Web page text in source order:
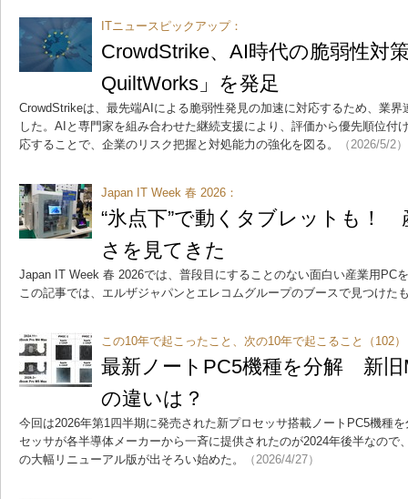
ITニュースピックアップ：
CrowdStrike、AI時代の脆弱性対
QuiltWorks」を発足
CrowdStrikeは、最先端AIによる脆弱性発見の加速に対応するため、業
した。AIと専門家を組み合わせた継続支援により、評価から優先順位付
応することで、企業のリスク把握と対処能力の強化を図る。
（2026/5/2）
Japan IT Week 春 2026：
“氷点下”で動くタブレットも！
さを見てきた
Japan IT Week 春 2026では、普段目にすることのない面白い産業用PC
この記事では、エルザジャパンとエレコムグループのブースで見つけた
この10年で起こったこと、次の10年で起こること（102
最新ノートPC5機種を分解 新旧
の違いは？
今回は2026年第1四半期に発売された新プロセッサ搭載ノートPC5機種
セッサが各半導体メーカーから一斉に提供されたのが2024年後半なので
の大幅リニューアル版が出そろい始めた。
（2026/4/27）